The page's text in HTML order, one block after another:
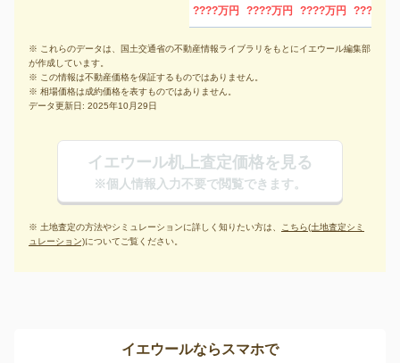
????万円 ????万円 ????万円 ????万円
※ これらのデータは、国土交通省の不動産情報ライブラリをもとにイエウール編集部
が作成しています。
※ この情報は不動産価格を保証するものではありません。
※ 相場価格は成約価格を表すものではありません。
データ更新日: 2025年10月29日
イエウール机上査定価格を見る
※個人情報入力不要で閲覧できます。
※ 土地査定の方法やシミュレーションに詳しく知りたい方は、 こちら(土地査定シミ
ュレーション)についてご覧ください。
イエウールならスマホで